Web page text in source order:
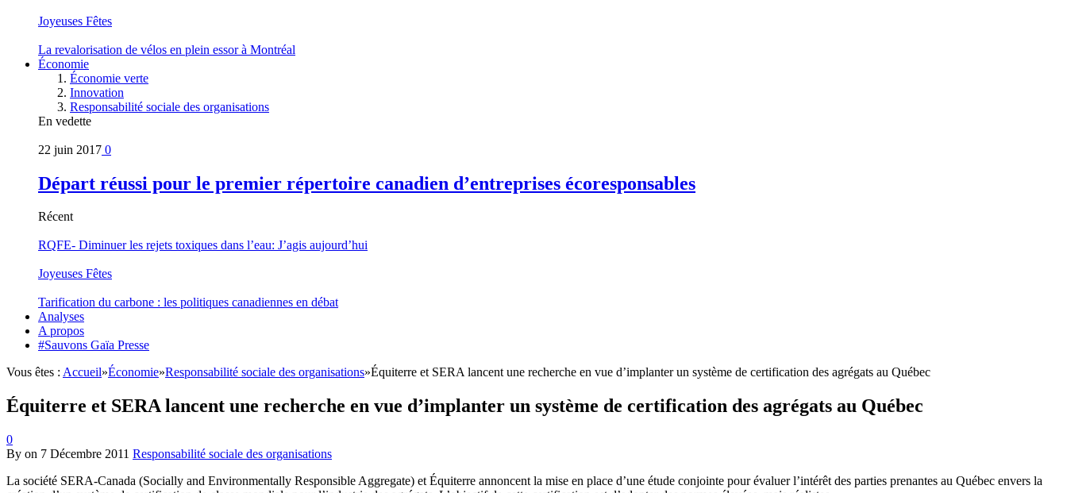
Joyeuses Fêtes
La revalorisation de vélos en plein essor à Montréal
Économie
Économie verte
Innovation
Responsabilité sociale des organisations
En vedette
22 juin 2017 0
Départ réussi pour le premier répertoire canadien d’entreprises écoresponsables
Récent
RQFE- Diminuer les rejets toxiques dans l’eau: J’agis aujourd’hui
Joyeuses Fêtes
Tarification du carbone : les politiques canadiennes en débat
Analyses
A propos
#Sauvons Gaïa Presse
Vous êtes : Accueil»Économie»Responsabilité sociale des organisations»Équiterre et SERA lancent une recherche en vue d’implanter un système de certification des agrégats au Québec
Équiterre et SERA lancent une recherche en vue d’implanter un système de certification des agrégats au Québec
0
By on 7 Décembre 2011 Responsabilité sociale des organisations
La société SERA-Canada (Socially and Environmentally Responsible Aggregate) et Équiterre annoncent la mise en place d’une étude conjointe pour évaluer l’intérêt des parties prenantes au Québec envers la